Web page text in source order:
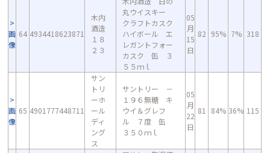
画
像
64 4934418623871
木内
酒造
１８
２３
丸ウイスキー
クラフトカスク
ハイボール エ
レガントフォー
カスク 缶 ３
５５ｍｌ
05
月
15
日
82 95% 7% 318
画
像
65 4901777448711
サン
トリ
ーホ
ール
ディ
ング
ス
サントリー －
１９６無糖 キ
ウイ＆グレフ
ル ７度 缶
３５０ｍｌ
05
月
22
日
81 84% 36% 115